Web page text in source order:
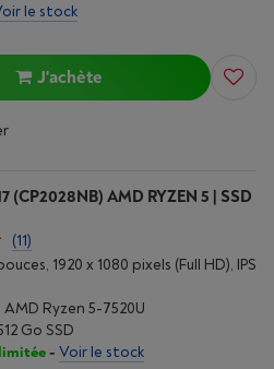
le stock
J'achète
(CP2028NB) AMD RYZEN 5 | SSD
(11)
1920 x 1080 pixels (Full HD), IPS
AMD Ryzen 5-7520U
Go SSD
- Voir le stock